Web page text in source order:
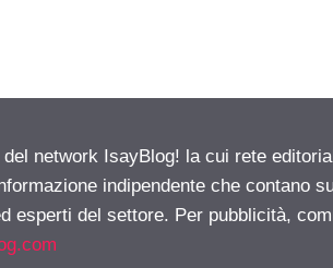
network IsayBlog! la cui rete
indipendente che contano
esperti del settore. Per pubblicità,